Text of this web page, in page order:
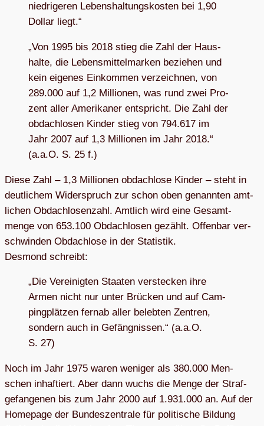
nied­ri­ge­ren Lebens­hal­tungs­kos­ten bei 1,90
Dol­lar liegt.“
„Von 1995 bis 2018 stieg die Zahl der Haus­
halte, die Lebens­mit­tel­mar­ken bezie­hen und
kein eige­nes Ein­kom­men ver­zeich­nen, von
289.000 auf 1,2 Mil­lio­nen, was rund zwei Pro­
zent aller Ame­ri­ka­ner ent­spricht. Die Zahl der
obdach­lo­sen Kin­der stieg von 794.617 im
Jahr 2007 auf 1,3 Mil­lio­nen im Jahr 2018.“
(a.a.O. S. 25 f.)
Diese Zahl – 1,3 Mil­lio­nen obdach­lose Kin­der – steht in
deut­li­chem Wider­spruch zur schon oben genann­ten amt­
li­chen Obdach­lo­sen­zahl. Amt­lich wird eine Gesamt­
menge von 653.100 Obdach­lo­sen gezählt. Offen­bar ver­
schwin­den Obdach­lose in der Sta­tis­tik.
Des­mond schreibt:
„Die Ver­ei­nig­ten Staa­ten ver­ste­cken ihre
Armen nicht nur unter Brü­cken und auf Cam­
ping­plät­zen fernab aller beleb­ten Zen­tren,
son­dern auch in Gefäng­nis­sen.“ (a.a.O.
S. 27)
Noch im Jahr 1975 waren weni­ger als 380.000 Men­
schen inhaf­tiert. Aber dann wuchs die Menge der Straf­
ge­fan­ge­nen bis zum Jahr 2000 auf 1.931.000 an. Auf der
Home­page der Bun­des­zen­trale für poli­ti­sche Bil­dung